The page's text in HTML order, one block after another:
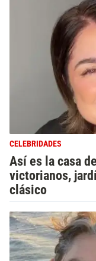
CELEBRIDADES
Así es la casa
victorianos,
clásico